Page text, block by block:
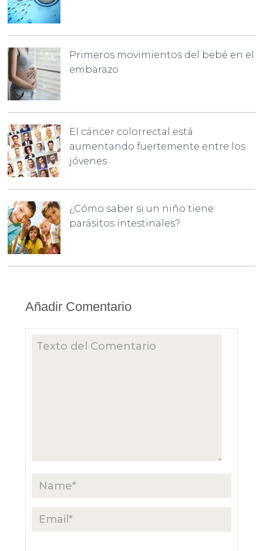
Primeros movimientos del bebé en el
embarazo
El cáncer colorrectal está
aumentando fuertemente entre los
jóvenes
¿Cómo saber si un niño tiene
parásitos intestinales?
Añadir Comentario